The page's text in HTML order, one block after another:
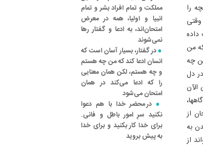
را
من
چه
دل
از
به
از
مملکت و تمام افراد بشر و تمام
انبیا و اولیا، همه در معرض
امتحان‌اند، به ادعا و گفتار رها
نمی‌شوند
در گفتار، بسیار آسان است که
انسان ادعا کند که من چه هستم
و چه هستم، لکن همان معنایی
را که ادعا می‌کند در همان
امتحان می‌شود
در محضر خدا با هم دعوا
نکنید سرِ امور باطل و فانی.
برای خدا کار بکنید و برای خدا
به پیش بروید